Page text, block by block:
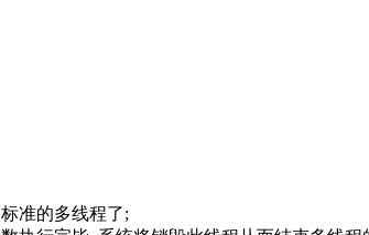
准的多线程了;